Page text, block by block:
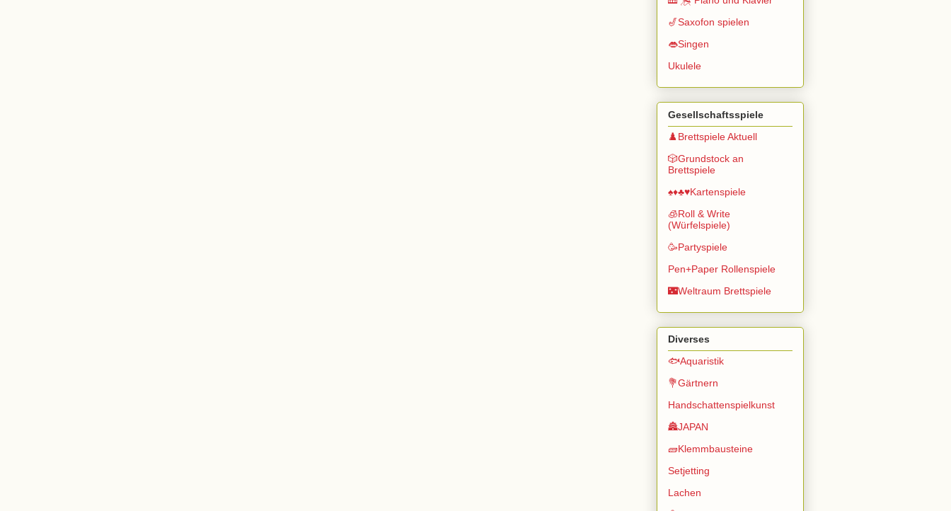
🎷Saxofon spielen
👄Singen
Ukulele
Gesellschaftsspiele
♟️Brettspiele Aktuell
🎲Grundstock an
Brettspiele
♠️♦️♣️♥️Kartenspiele
🧊Roll & Write
(Würfelspiele)
🥳Partyspiele
Pen+Paper Rollenspiele
🌃Weltraum Brettspiele
Diverses
🐟Aquaristik
💐Gärtnern
Handschattenspielkunst
🏯JAPAN
🧱Klemmbausteine
Setjetting
Lachen